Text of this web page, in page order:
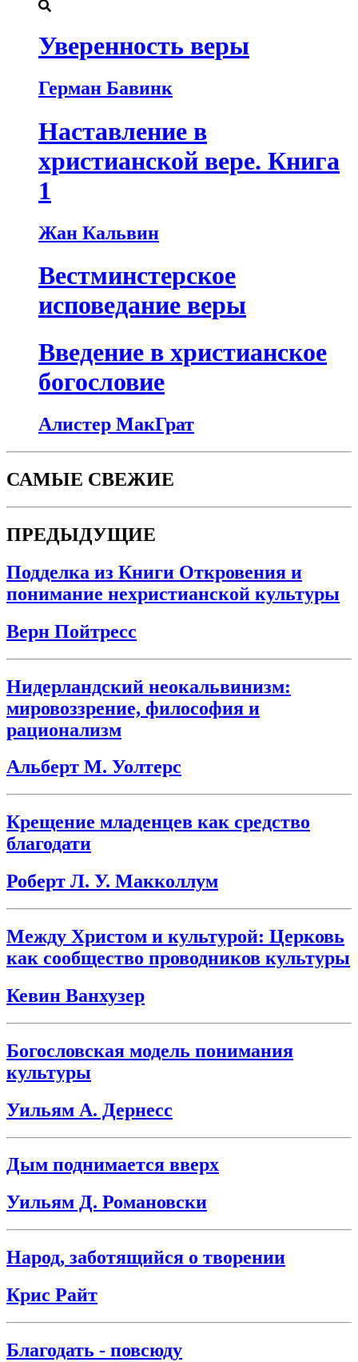
Уверенность веры
Герман Бавинк
Наставление в
христианской вере. Книга
1
Жан Кальвин
Вестминстерское
исповедание веры
Введение в христианское
богословие
Алистер МакГрат
САМЫЕ СВЕЖИЕ
ПРЕДЫДУЩИЕ
Подделка из Книги Откровения и
понимание нехристианской культуры
Верн Пойтресс
Нидерландский неокальвинизм:
мировоззрение, философия и
рационализм
Альберт М. Уолтерс
Крещение младенцев как средство
благодати
Роберт Л. У. Макколлум
Между Христом и культурой: Церковь
как сообщество проводников культуры
Кевин Ванхузер
Богословская модель понимания
культуры
Уильям А. Дернесс
Дым поднимается вверх
Уильям Д. Романовски
Народ, заботящийся о творении
Крис Райт
Благодать - повсюду